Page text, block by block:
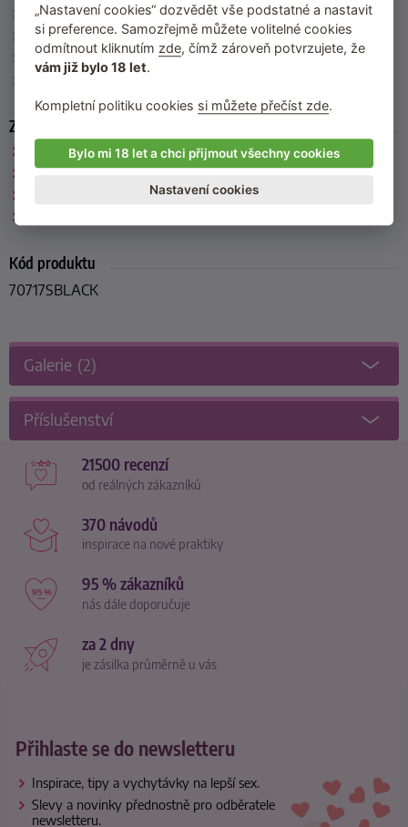
Velikost: S, M, L
Barva: černá
Materiál: 95 % nylon, 5 % elastan
Výrobce
: Allure (Kanada)
Zařazeno
Trička, topy, bolerka a živůtky
Erotické prádlo s podvazky
Kód produktu
70717SBLACK
Galerie (2)
Příslušenství
21500 recenzí
od reálných zákazníků
370 návodů
inspirace na nové praktiky
95 % zákazníků
nás dále doporučuje
za 2 dny
je zásilka průměrně u vás
Přihlaste se do newsletteru
Inspirace, tipy a vychytávky na lepší sex.
Slevy a novinky přednostně pro odběratele
newsletteru.
„Nastavení cookies“ dozvědět vše podstatné a nastavit
si preference. Samozřejmě můžete volitelné cookies
odmítnout kliknutím zde, čímž zároveň potvrzujete, že
vám již bylo 18 let.
Kompletní politiku cookies si můžete přečíst zde.
Bylo mi 18 let a chci přijmout všechny cookies
Nastavení cookies